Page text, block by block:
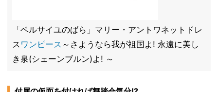
「ベルサイユのばら」マリー・アントワネットドレ
ス ワンピース ～さようなら我が祖国よ! 永遠に美し
き泉(シェーンブルン)よ! ～